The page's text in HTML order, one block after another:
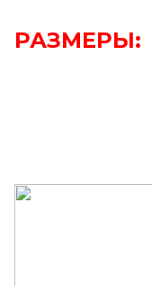
РАЗМЕРЫ: